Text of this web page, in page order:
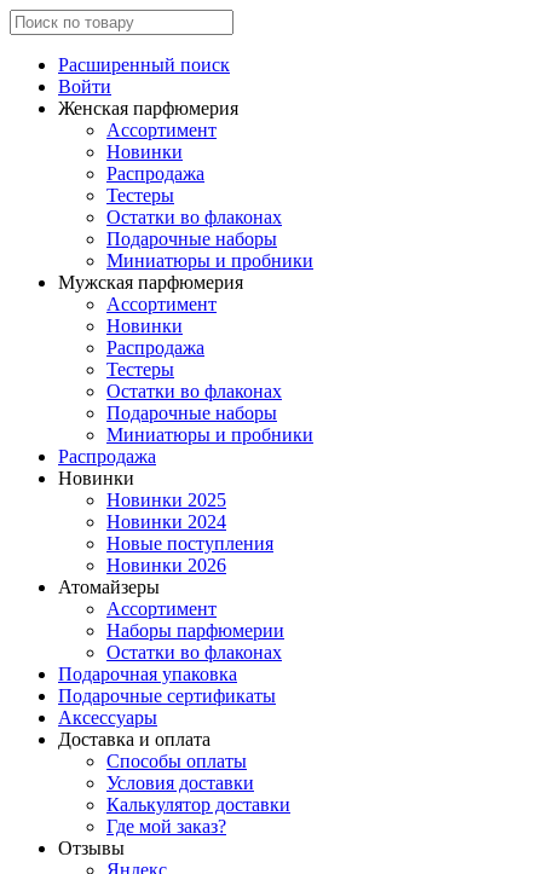
Расширенный поиск
Войти
Женская парфюмерия
Ассортимент
Новинки
Распродажа
Тестеры
Остатки во флаконах
Подарочные наборы
Миниатюры и пробники
Мужская парфюмерия
Ассортимент
Новинки
Распродажа
Тестеры
Остатки во флаконах
Подарочные наборы
Миниатюры и пробники
Распродажа
Новинки
Новинки 2025
Новинки 2024
Новые поступления
Новинки 2026
Атомайзеры
Ассортимент
Наборы парфюмерии
Остатки во флаконах
Подарочная упаковка
Подарочные сертификаты
Аксессуары
Доставка и оплата
Способы оплаты
Условия доставки
Калькулятор доставки
Где мой заказ?
Отзывы
Яндекс